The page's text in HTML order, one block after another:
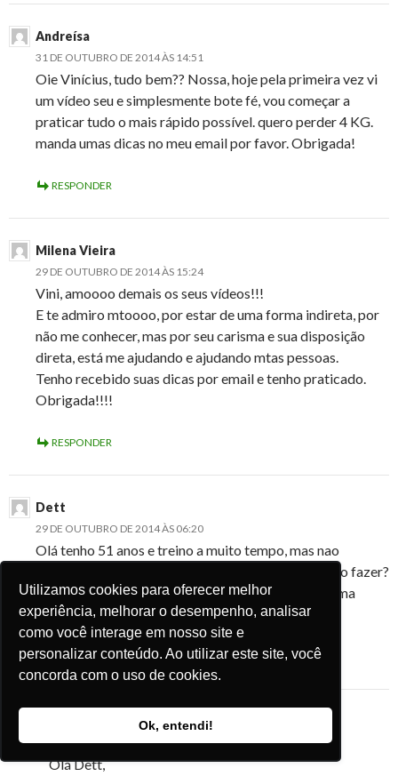
Utilizamos cookies para oferecer melhor
experiência, melhorar o desempenho, analisar
como você interage em nosso site e
personalizar conteúdo. Ao utilizar este site, você
concorda com o uso de cookies.
Ok, entendi!
Andreísa
31 DE OUTUBRO DE 2014 ÀS 14:51
Oie Vinícius, tudo bem?? Nossa, hoje pela primeira vez vi
um vídeo seu e simplesmente bote fé, vou começar a
praticar tudo o mais rápido possível. quero perder 4 KG.
manda umas dicas no meu email por favor. Obrigada!
RESPONDER
Milena Vieira
29 DE OUTUBRO DE 2014 ÀS 15:24
Vini, amoooo demais os seus vídeos!!!
E te admiro mtoooo, por estar de uma forma indireta, por
não me conhecer, mas por seu carisma e sua disposição
direta, está me ajudando e ajudando mtas pessoas.
Tenho recebido suas dicas por email e tenho praticado.
Obrigada!!!!
RESPONDER
Dett
29 DE OUTUBRO DE 2014 ÀS 06:20
Olá tenho 51 anos e treino a muito tempo, mas nao
consigo eleminar gordurinhas nas costas, oque devo fazer?
Pode passar uns exercícios pra eu fazer? E tenho uma
viagem em dezembro pra praia.kkk beijoo
RESPONDER
29 DE OUTUBRO DE 2014 ÀS 16:02
Olá Dett,